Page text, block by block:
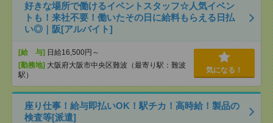
好きな場所で働けるイベントスタッフ☆人気イベン
トも！来社不要！働いたその日に給料もらえる日払
い◎｜阪[アルバイト]
[給 与] 日給16,500円～
[勤務地] 大阪府大阪市中央区難波（最寄り駅：難波
駅）
気になる！
座り仕事！給与即払いOK！駅チカ！高時給！製品の
検査等[派遣]